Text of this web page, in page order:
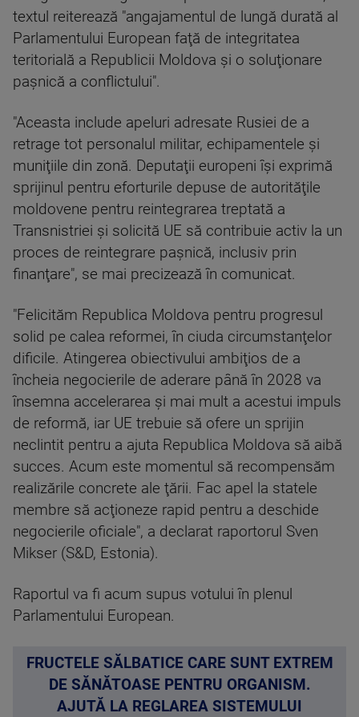
textul reiterează "angajamentul de lungă durată al
Parlamentului European faţă de integritatea
teritorială a Republicii Moldova şi o soluţionare
paşnică a conflictului".
"Aceasta include apeluri adresate Rusiei de a
retrage tot personalul militar, echipamentele şi
muniţiile din zonă. Deputaţii europeni îşi exprimă
sprijinul pentru eforturile depuse de autorităţile
moldovene pentru reintegrarea treptată a
Transnistriei şi solicită UE să contribuie activ la un
proces de reintegrare paşnică, inclusiv prin
finanţare", se mai precizează în comunicat.
"Felicităm Republica Moldova pentru progresul
solid pe calea reformei, în ciuda circumstanţelor
dificile. Atingerea obiectivului ambiţios de a
încheia negocierile de aderare până în 2028 va
însemna accelerarea şi mai mult a acestui impuls
de reformă, iar UE trebuie să ofere un sprijin
neclintit pentru a ajuta Republica Moldova să aibă
succes. Acum este momentul să recompensăm
realizările concrete ale ţării. Fac apel la statele
membre să acţioneze rapid pentru a deschide
negocierile oficiale", a declarat raportorul Sven
Mikser (S&D, Estonia).
Raportul va fi acum supus votului în plenul
Parlamentului European.
FRUCTELE SĂLBATICE CARE SUNT EXTREM
DE SĂNĂTOASE PENTRU ORGANISM.
AJUTĂ LA REGLAREA SISTEMULUI